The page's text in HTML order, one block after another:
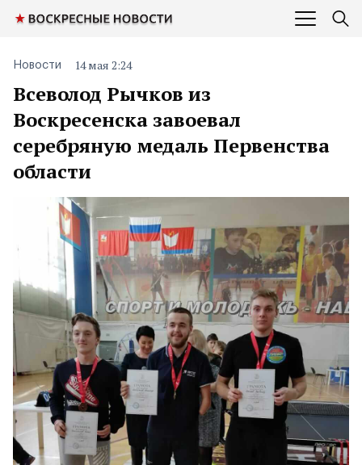
Всеволод Рычков из
Воскресенска завоевал
серебряную медаль Первенства
области
Новости 14 мая 2:24